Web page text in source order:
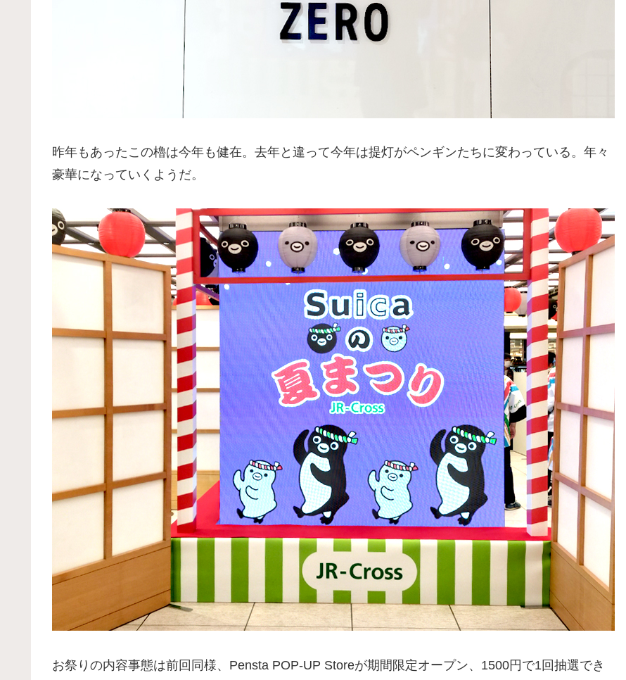
昨年もあったこの櫓は今年も健在。去年と違って今年は提灯がペンギンたちに変わっている。年々
豪華になっていくようだ。
お祭りの内容事態は前回同様、Pensta POP-UP Storeが期間限定オープン、1500円で1回抽選でき